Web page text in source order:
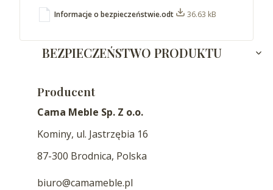
Informacje o bezpieczeństwie.odt 36.63 kB
BEZPIECZEŃSTWO PRODUKTU
Producent
Cama Meble Sp. Z o.o.
Kominy, ul. Jastrzębia 16
87-300 Brodnica, Polska
biuro@camameble.pl